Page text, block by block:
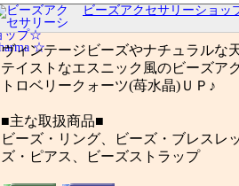
ビーズアクセサリーショ
ヴィンテージビーズやナチュラルな
テイストなエスニック風のビーズア
トロベリークォーツ(苺水晶)ＵＰ♪
■主な取扱商品■
ビーズ・リング、ビーズ・ブレスレ
ズ・ピアス、ビーズストラップ